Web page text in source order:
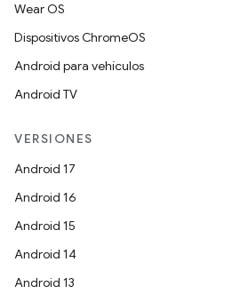
Wear OS
Dispositivos ChromeOS
Android para vehículos
Android TV
VERSIONES
Android 17
Android 16
Android 15
Android 14
Android 13